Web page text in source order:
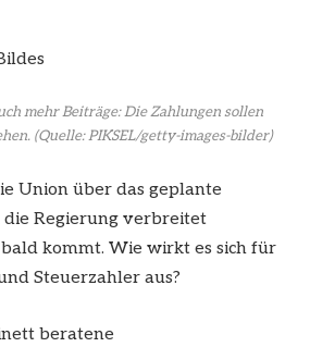
mehr Beiträge: Die Zahlungen sollen
(Quelle: PIKSEL/getty-images-bilder)
Union über das geplante
die Regierung verbreitet
bald kommt. Wie wirkt es sich für
Steuerzahler aus?
beratene